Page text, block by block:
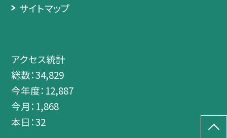
サイトマップ
アクセス統計
総数：34,829
今年度： 12,887
今月： 1,868
本日：32